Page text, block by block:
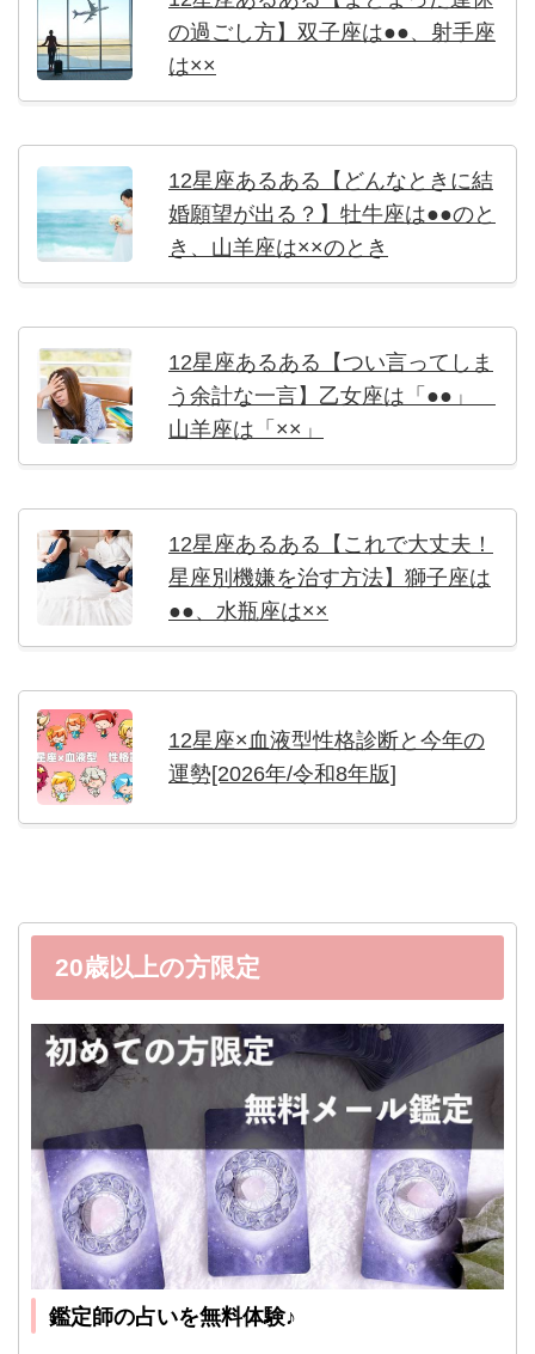
の過ごし方】双子座は●●、射手座
は××
12星座あるある【どんなときに結
婚願望が出る？】牡牛座は●●のと
き、山羊座は××のとき
12星座あるある【つい言ってしま
う余計な一言】乙女座は「●●」
山羊座は「××」
12星座あるある【これで大丈夫！
星座別機嫌を治す方法】獅子座は
●●、水瓶座は××
12星座×血液型性格診断と今年の
運勢[2026年/令和8年版]
20歳以上の方限定
鑑定師の占いを無料体験♪